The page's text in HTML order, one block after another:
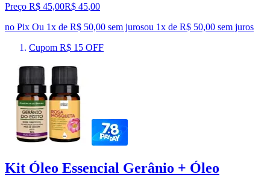
Preço R$ 45,00R$ 45,00
no Pix Ou 1x de R$ 50,00 sem jurosou 1x de R$ 50,00 sem juros
Cupom R$ 15 OFF
Kit Óleo Essencial Gerânio + Óleo